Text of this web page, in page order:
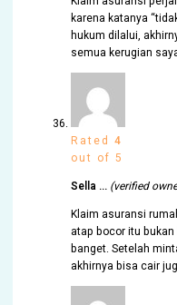
karena katanya
hukum dilalui,
semua kerugian
Rated4
out of 5
Sella … (verified
Klaim asuransi
atap bocor itu
banget. Setelah
akhirnya bisa cair